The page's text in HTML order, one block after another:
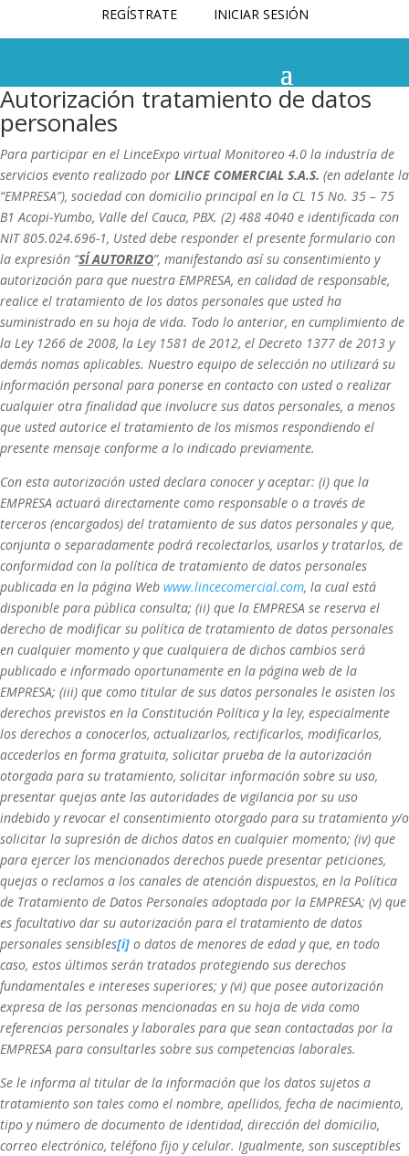
REGÍSTRATE INICIAR SESIÓN
Autorización tratamiento de datos
personales
Para participar en el LinceExpo virtual Monitoreo 4.0 la industría de
servicios evento realizado por LINCE COMERCIAL S.A.S. (en adelante la
“EMPRESA”), sociedad con domicilio principal en la CL 15 No. 35 – 75
B1 Acopi-Yumbo, Valle del Cauca, PBX. (2) 488 4040 e identificada con
NIT 805.024.696-1, Usted debe responder el presente formulario con
la expresión “SÍ AUTORIZO”, manifestando así su consentimiento y
autorización para que nuestra EMPRESA, en calidad de responsable,
realice el tratamiento de los datos personales que usted ha
suministrado en su hoja de vida. Todo lo anterior, en cumplimiento de
la Ley 1266 de 2008, la Ley 1581 de 2012, el Decreto 1377 de 2013 y
demás nomas aplicables. Nuestro equipo de selección no utilizará su
información personal para ponerse en contacto con usted o realizar
cualquier otra finalidad que involucre sus datos personales, a menos
que usted autorice el tratamiento de los mismos respondiendo el
presente mensaje conforme a lo indicado previamente.
Con esta autorización usted declara conocer y aceptar: (i) que la
EMPRESA actuará directamente como responsable o a través de
terceros (encargados) del tratamiento de sus datos personales y que,
conjunta o separadamente podrá recolectarlos, usarlos y tratarlos, de
conformidad con la política de tratamiento de datos personales
publicada en la página Web www.lincecomercial.com, la cual está
disponible para pública consulta; (ii) que la EMPRESA se reserva el
derecho de modificar su política de tratamiento de datos personales
en cualquier momento y que cualquiera de dichos cambios será
publicado e informado oportunamente en la página web de la
EMPRESA; (iii) que como titular de sus datos personales le asisten los
derechos previstos en la Constitución Política y la ley, especialmente
los derechos a conocerlos, actualizarlos, rectificarlos, modificarlos,
accederlos en forma gratuita, solicitar prueba de la autorización
otorgada para su tratamiento, solicitar información sobre su uso,
presentar quejas ante las autoridades de vigilancia por su uso
indebido y revocar el consentimiento otorgado para su tratamiento y/o
solicitar la supresión de dichos datos en cualquier momento; (iv) que
para ejercer los mencionados derechos puede presentar peticiones,
quejas o reclamos a los canales de atención dispuestos, en la Política
de Tratamiento de Datos Personales adoptada por la EMPRESA; (v) que
es facultativo dar su autorización para el tratamiento de datos
personales sensibles[i] o datos de menores de edad y que, en todo
caso, estos últimos serán tratados protegiendo sus derechos
fundamentales e intereses superiores; y (vi) que posee autorización
expresa de las personas mencionadas en su hoja de vida como
referencias personales y laborales para que sean contactadas por la
EMPRESA para consultarles sobre sus competencias laborales.
Se le informa al titular de la información que los datos sujetos a
tratamiento son tales como el nombre, apellidos, fecha de nacimiento,
tipo y número de documento de identidad, dirección del domicilio,
correo electrónico, teléfono fijo y celular. Igualmente, son susceptibles